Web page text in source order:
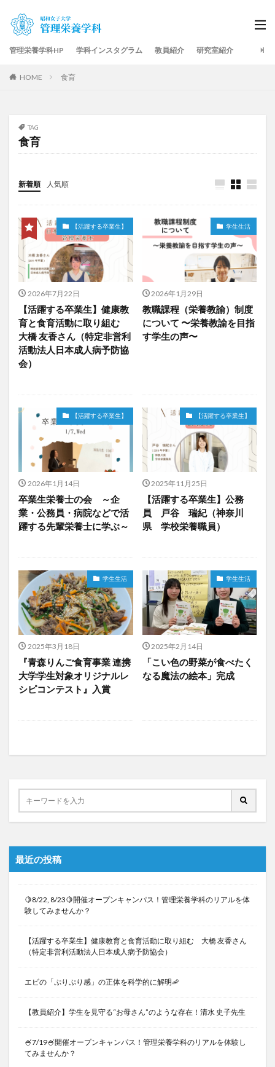
管理栄養学科HP 学科インスタグラム 教員紹介 研究室紹介
HOME 食育
TAG
食育
新着順 人気順
【活躍する卒業生】
2026年7月22日
【活躍する卒業生】健康教
育と食育活動に取り組む
大橋 友香さん（特定非営利
活動法人日本成人病予防協
会）
学生生活
2026年1月29日
教職課程（栄養教諭）制度
について 〜栄養教諭を目指
す学生の声〜
【活躍する卒業生】
2026年1月14日
卒業生栄養士の会 ～企
業・公務員・病院などで活
躍する先輩栄養士に学ぶ～
【活躍する卒業生】
2025年11月25日
【活躍する卒業生】公務
員 戸谷 瑞紀（神奈川
県 学校栄養職員）
学生生活
2025年3月18日
『青森りんご食育事業 連携
大学学生対象オリジナルレ
シピコンテスト』入賞
学生生活
2025年2月14日
「こい色の野菜が食べたく
なる魔法の絵本」完成
最近の投稿
🍋8/22, 8/23🍋開催オープンキャンパス！管理栄養学科のリアルを体
験してみませんか？
【活躍する卒業生】健康教育と食育活動に取り組む 大橋 友香さん
（特定非営利活動法人日本成人病予防協会）
エビの「ぷりぷり感」の正体を科学的に解明🦐
【教員紹介】学生を見守る“お母さん”のような存在！清水 史子先生
🍧7/19🍧開催オープンキャンパス！管理栄養学科のリアルを体験し
てみませんか？